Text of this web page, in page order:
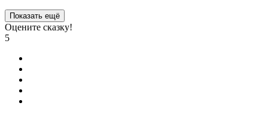
Показать ещё
Оцените сказку!
5